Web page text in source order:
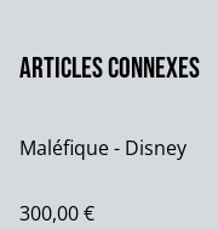
Articles connexes
Maléfique - Disney
300,00 €